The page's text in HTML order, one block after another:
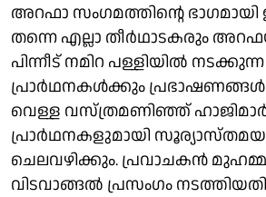
അറഫാ സംഗമത്തിൻ്റെ ഭാഗമായി
തന്നെ എല്ലാ തീർഥാടകരും
പിന്നീട് നമിറ പള്ളിയിൽ
പ്രാർഥനകൾക്കും
വെള്ള വസ്ത്രമണിഞ്ഞ്
പ്രാർഥനകളുമായി
ചെലവഴിക്കും. പ്രവാചകൻ
വിടവാങ്ങൽ പ്രസംഗം